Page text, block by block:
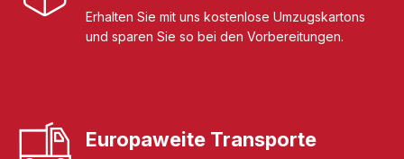
Erhalten Sie mit uns kostenlose Umzugskartons
und sparen Sie so bei den Vorbereitungen.
Europaweite Transporte